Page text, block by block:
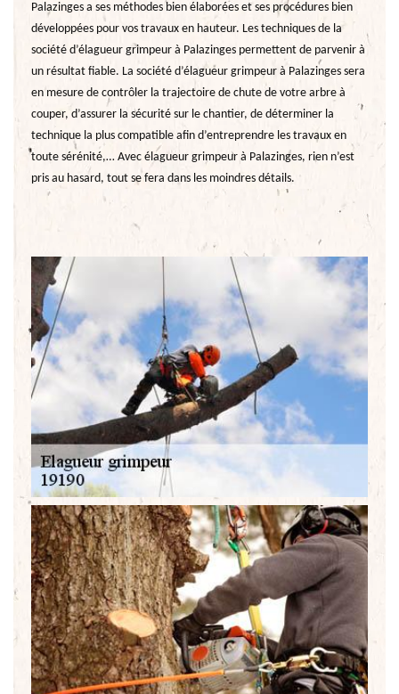
Palazinges a ses méthodes bien élaborées et ses procédures bien
développées pour vos travaux en hauteur. Les techniques de la
société d’élagueur grimpeur à Palazinges permettent de parvenir à
un résultat fiable. La société d’élagueur grimpeur à Palazinges sera
en mesure de contrôler la trajectoire de chute de votre arbre à
couper, d’assurer la sécurité sur le chantier, de déterminer la
technique la plus compatible afin d’entreprendre les travaux en
toute sérénité,… Avec élagueur grimpeur à Palazinges, rien n’est
pris au hasard, tout se fera dans les moindres détails.